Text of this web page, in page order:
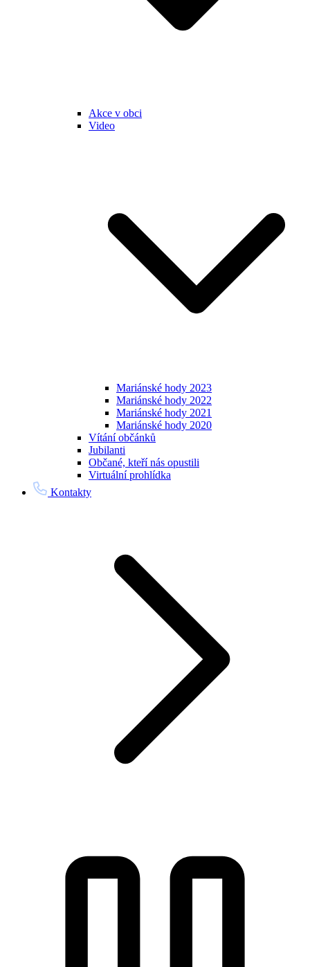
Akce v obci
Video
Mariánské hody 2023
Mariánské hody 2022
Mariánské hody 2021
Mariánské hody 2020
Vítání občánků
Jubilanti
Občané, kteří nás opustili
Virtuální prohlídka
Kontakty